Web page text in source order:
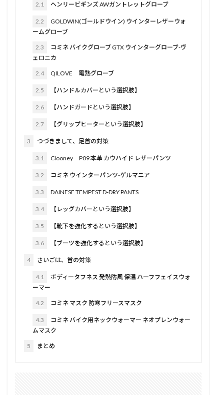
2.1 ヘンリービギンズ AWガントレットグローブ
2.2
GOLDWIN(ゴールドウイン) ウインターレザーウォ
ームグローブ
2.3
コミネ バイクグローブ GTX ウインターグローブ-ヴ
ェロニカ
2.4 QILOVE 電熱グローブ
2.5 【ハンドルカバーという選択肢】
2.6 【ハンドガードという選択肢】
2.7 【グリップヒーターという選択肢】
3 つづきまして、足首の対策
3.1 Clooney P09 本革 カウハイド レザーパンツ
3.2 コミネ ウインターパンツ-ゲルマニア
3.3 DAINESE TEMPEST D-DRY PANTS
3.4 【レッグカバーという選択肢】
3.5 【靴下を強化するという選択肢】
3.6 【ブーツを強化するという選択肢】
4 さいごは、首の対策
4.1
ボディータフネス 発熱防風 保温 ハーフフェイスウォ
ーマー
4.2 コミネ マスク 防寒フリースマスク
4.3
コミネ バイク用ネックウォーマー ネオプレンウォー
ムマスク
5 まとめ